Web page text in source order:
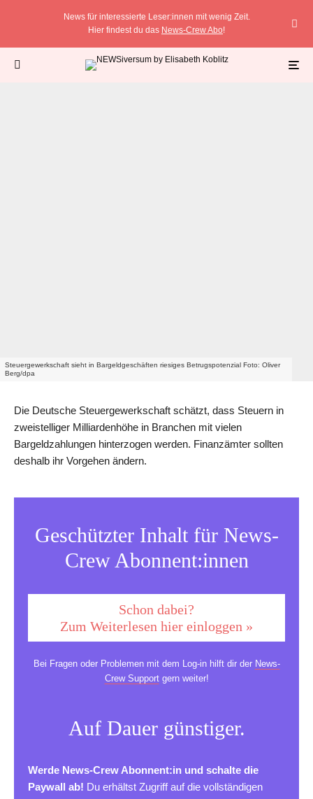
News für interessierte Leser:innen mit wenig Zeit.
Hier findest du das News-Crew Abo!
Steuergewerkschaft sieht in Bargeldgeschäften riesiges Betrugspotenzial Foto: Oliver
Berg/dpa
Die Deutsche Steuergewerkschaft schätzt, dass Steuern in
zweistelliger Milliardenhöhe in Branchen mit vielen
Bargeldzahlungen hinterzogen werden. Finanzämter sollten
deshalb ihr Vorgehen ändern.
Geschützter Inhalt für News-
Crew Abonnent:innen
Schon dabei?
Zum Weiterlesen hier einloggen »
Bei Fragen oder Problemen mit dem Log-in hilft dir der News-
Crew Supportgern weiter!
Auf Dauer günstiger.
Werde News-Crew Abonnent:in und schalte die
Paywall ab! Du erhältst Zugriff auf die vollständigen